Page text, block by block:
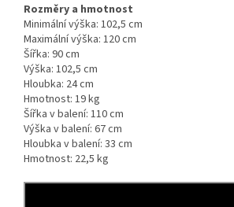
Rozměry a hmotnost
Minimální výška: 102,5 cm
Maximální výška: 120 cm
Šířka: 90 cm
Výška: 102,5 cm
Hloubka: 24 cm
Hmotnost: 19 kg
Šířka v balení: 110 cm
Výška v balení: 67 cm
Hloubka v balení: 33 cm
Hmotnost: 22,5 kg